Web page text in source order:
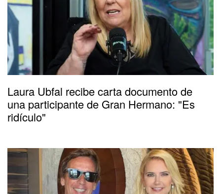
Laura Ubfal recibe carta documento de
una participante de Gran Hermano: "Es
ridículo"